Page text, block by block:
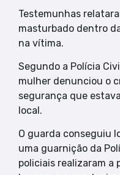
Testemunhas
masturbado dentro
na vítima.
Segundo a Polícia
mulher denunciou o
segurança que
local.
O guarda conseguiu
uma guarnição da
policiais realizaram a